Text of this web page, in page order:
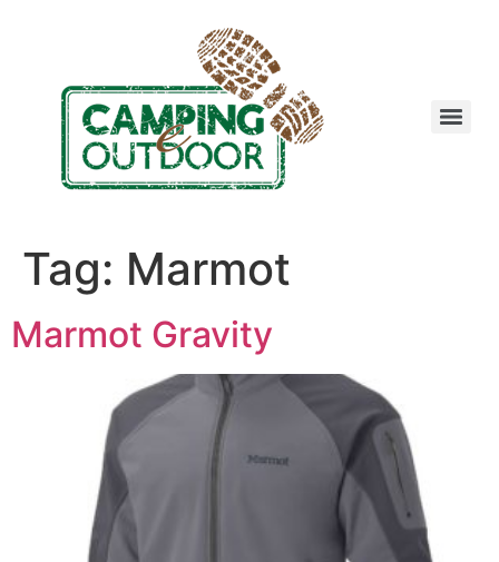
Tag: Marmot
Marmot Gravity